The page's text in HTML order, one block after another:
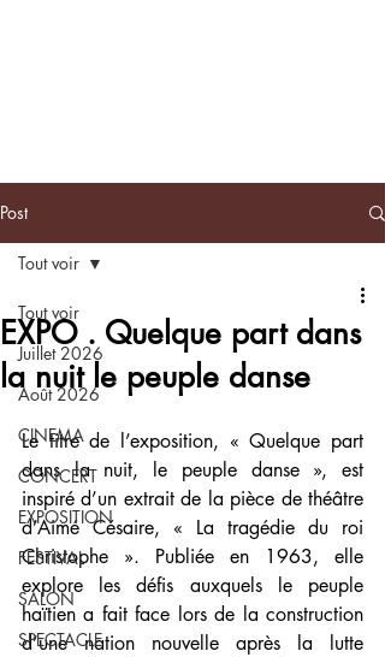
Post
Tout voir
Juillet 2026
Août 2026
CINEMA
CONCERT
EXPOSITION
FESTIVAL
SALON
SPECTACLE
Tout voir
EXPO . Quelque part dans
la nuit le peuple danse
Le titre de l’exposition, « Quelque part
dans la nuit, le peuple danse », est
inspiré d’un extrait de la pièce de théâtre
d’Aimé Césaire, « La tragédie du roi
Christophe ». Publiée en 1963, elle
explore les défis auxquels le peuple
haïtien a fait face lors de la construction
d’une nation nouvelle après la lutte